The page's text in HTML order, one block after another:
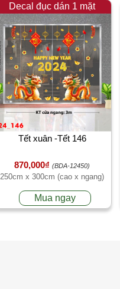
Decal đục dán 1 mặt
Tết xuân -Tết 146
870,000₫ (BDA-12450)
250cm x 300cm (cao x ngang)
Mua ngay